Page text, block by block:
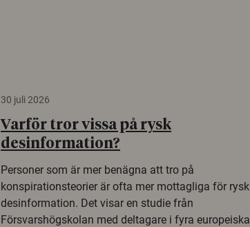
30 juli 2026
Varför tror vissa på rysk
desinformation?
Personer som är mer benägna att tro på
konspirationsteorier är ofta mer mottagliga för rysk
desinformation. Det visar en studie från
Försvarshögskolan med deltagare i fyra europeiska